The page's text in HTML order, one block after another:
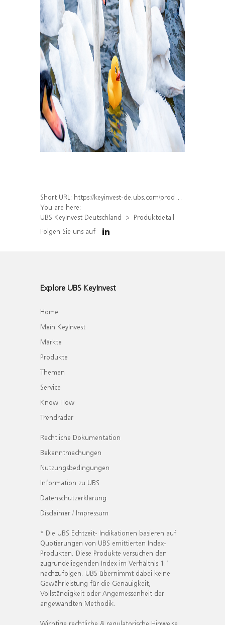
Short URL: https://keyinvest-de.ubs.com/produkt/detail/index/isin/DE000WA7T4U0
You are here:
UBS KeyInvest Deutschland
Produktdetail
Folgen Sie uns auf
Explore UBS KeyInvest
Home
Mein KeyInvest
Märkte
Produkte
Themen
Service
Know How
Trendradar
Rechtliche Dokumentation
Bekanntmachungen
Nutzungsbedingungen
Information zu UBS
Datenschutzerklärung
Disclaimer / Impressum
* Die UBS Echtzeit- Indikationen basieren auf
Quotierungen von UBS emittierten Index-
Produkten. Diese Produkte versuchen den
zugrundeliegenden Index im Verhältnis 1:1
nachzufolgen. UBS übernimmt dabei keine
Gewährleistung für die Genauigkeit,
Vollständigkeit oder Angemessenheit der
angewandten Methodik.